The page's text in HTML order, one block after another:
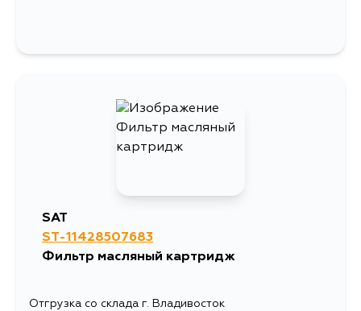
SAT
ST-11428507683
Фильтр масляный картридж
Отгрузка со склада г. Владивосток